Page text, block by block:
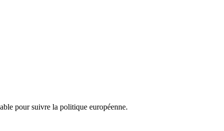
pour suivre la politique européenne.